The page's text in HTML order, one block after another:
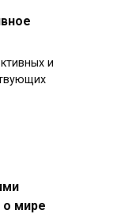
и
о мире